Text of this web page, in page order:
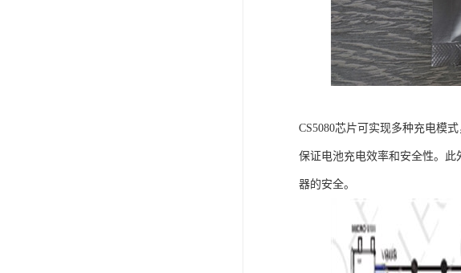
CS5080芯片可实现多种充电模
保证电池充电效率和安全性。此
器的安全。